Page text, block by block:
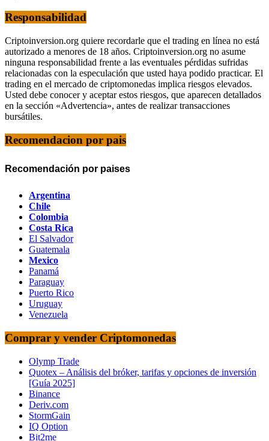
Responsabilidad
Criptoinversion.org quiere recordarle que el trading en línea no está
autorizado a menores de 18 años. Criptoinversion.org no asume
ninguna responsabilidad frente a las eventuales pérdidas sufridas
relacionadas con la especulación que usted haya podido practicar. El
trading en el mercado de criptomonedas implica riesgos elevados.
Usted debe conocer y aceptar estos riesgos, que aparecen detallados
en la sección «Advertencia», antes de realizar transacciones
bursátiles.
Recomendacion por pais
Recomendación por paises
Argentina
Chile
Colombia
Costa Rica
El Salvador
Guatemala
Mexico
Panamá
Paraguay
Puerto Rico
Uruguay
Venezuela
Comprar y vender Criptomonedas
Olymp Trade
Quotex – Análisis del bróker, tarifas y opciones de inversión
[Guía 2025]
Binance
Deriv.com
StormGain
IQ Option
Bit2me